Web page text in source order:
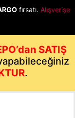
fırsatı. Alışverişe
SATIŞ
.